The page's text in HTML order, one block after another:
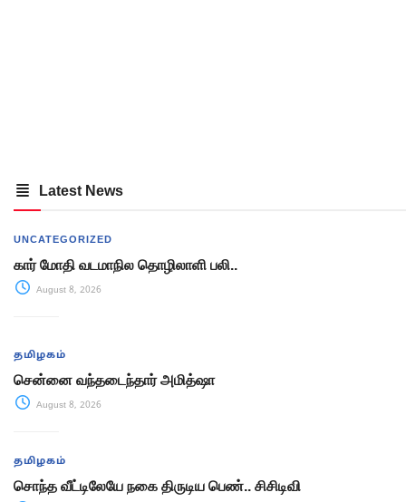
Latest News
UNCATEGORIZED
கார் மோதி வடமாநில தொழிலாளி பலி..
August 8, 2026
தமிழகம்
சென்னை வந்தடைந்தார் அமித்ஷா
August 8, 2026
தமிழகம்
சொந்த வீட்டிலேயே நகை திருடிய பெண்.. சிசிடிவி